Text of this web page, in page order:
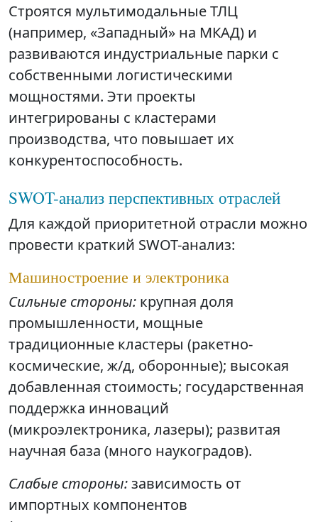
Строятся мультимодальные ТЛЦ
(например, «Западный» на МКАД) и
развиваются индустриальные парки с
собственными логистическими
мощностями. Эти проекты
интегрированы с кластерами
производства, что повышает их
конкурентоспособность.
SWOT-анализ перспективных отраслей
Для каждой приоритетной отрасли можно
провести краткий SWOT-анализ:
Машиностроение и электроника
Сильные стороны: крупная доля
промышленности, мощные
традиционные кластеры (ракетно-
космические, ж/д, оборонные); высокая
добавленная стоимость; государственная
поддержка инноваций
(микроэлектроника, лазеры); развитая
научная база (много наукоградов).
Слабые стороны:зависимость от
импортных компонентов